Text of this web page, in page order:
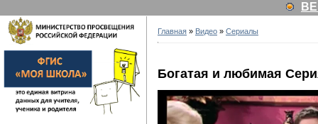
Главная » Видео » Сериалы
Богатая и любимая